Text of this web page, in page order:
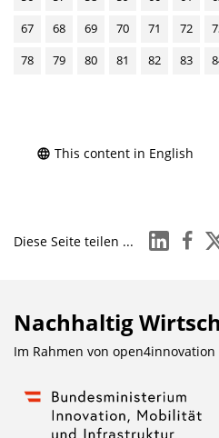
67
68 69 70 71 72
78
79 80 81 82 83
This content in English
Diese Seite teilen ... linkedin x
Nachhaltig
Im Rahmen von open4innovation